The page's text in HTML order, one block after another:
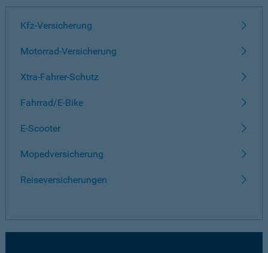
Kfz-Versicherung
Motorrad-Versicherung
Xtra-Fahrer-Schutz
Fahrrad/E-Bike
E-Scooter
Mopedversicherung
Reiseversicherungen